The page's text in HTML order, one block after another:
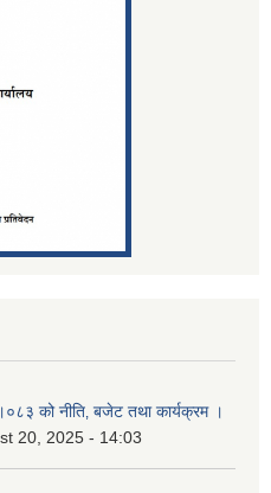
को नीति‚ बजेट तथा कार्यक्रम ।
20, 2025 - 14:03